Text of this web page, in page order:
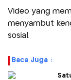
Video yang
menyambut
sosial.
Baca Juga :